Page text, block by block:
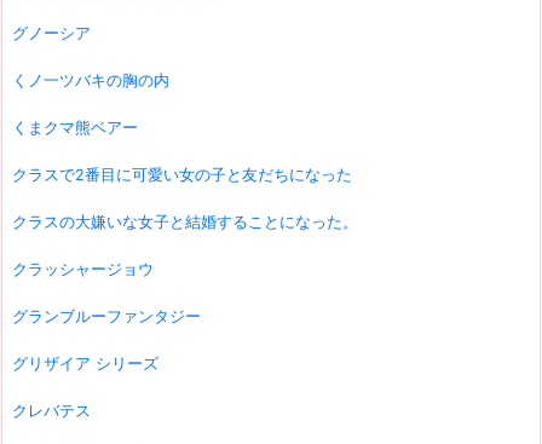
グノーシア
くノ一ツバキの胸の内
くまクマ熊ベアー
クラスで2番目に可愛い女の子と友だちになった
クラスの大嫌いな女子と結婚することになった。
クラッシャージョウ
グランブルーファンタジー
グリザイア シリーズ
クレバテス